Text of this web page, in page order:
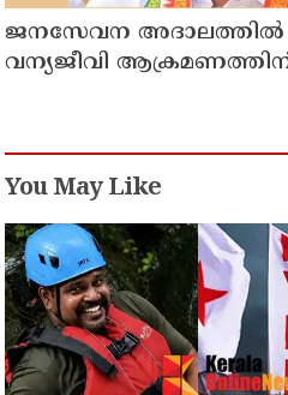
ജനസേവന അദാലത്തിൽ
വന്യജീവി
You May Like